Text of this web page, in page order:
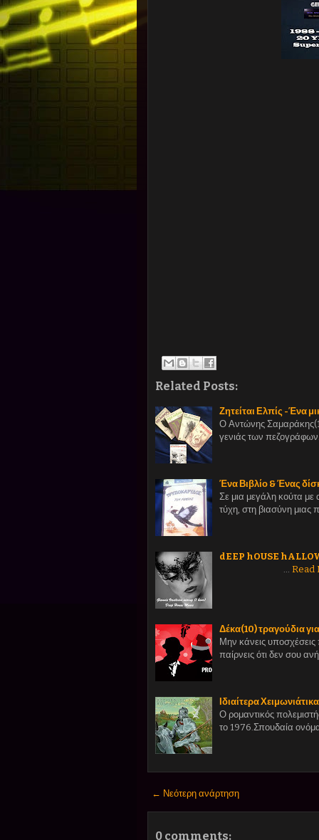
Related Posts:
Ζητείται Ελπίς -Ένα
Ο Αντώνης
γενιάς των
Ένα Βιβλίο & Ένας
Σε μια μεγάλη κούτα
τύχη, στη βιασύνη μιας
dEEP hOUSE
Read
Δέκα(10) τραγούδια
Μην κάνεις
παίρνεις ότι δεν σου
Ιδιαίτερα
Ο ρομαντικός
το 1976.Σπουδαία
← Νεότερη ανάρτηση
0 comments: